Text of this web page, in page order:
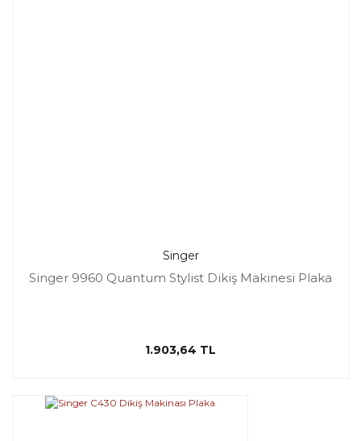
Singer
Singer 9960 Quantum Stylist Dikiş Makinesi Plaka
1.903,64 TL